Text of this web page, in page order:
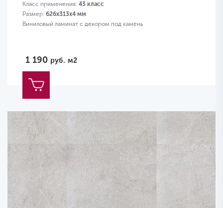
Класс применения: 43 класс
Размер: 626х313х4 мм
Виниловый ламинат с декором под камень
1 190 руб. м2